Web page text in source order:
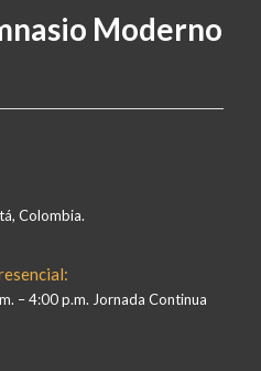
Moderno
Colombia.
– 4:00 p.m. Jornada Continua